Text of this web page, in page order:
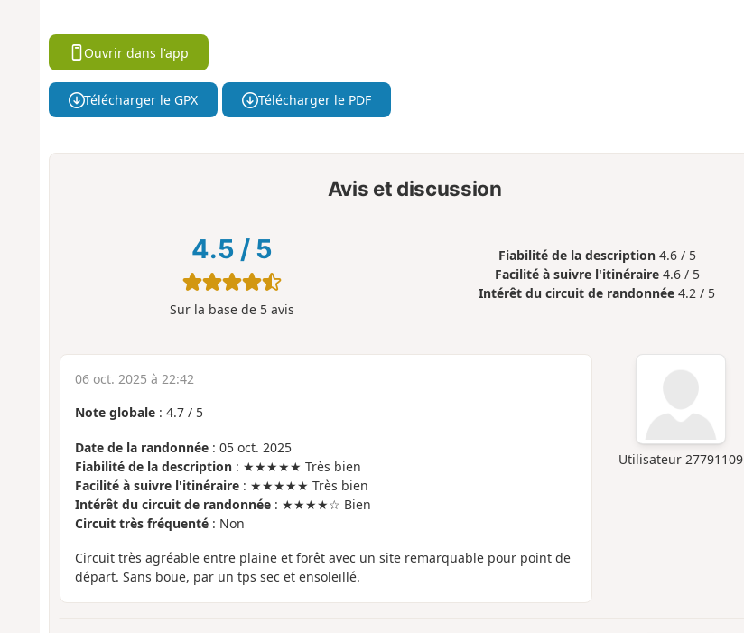
Ouvrir dans l'app
Télécharger le GPX Télécharger le PDF
Avis et discussion
4.5 / 5
Sur la base de 5avis
Fiabilité de la description 4.6 / 5
Facilité à suivre l'itinéraire 4.6 / 5
Intérêt du circuit de randonnée 4.2 / 5
Utilisateur 27791109
06 oct. 2025 à 22:42
Note globale: 4.7/ 5
Date de la randonnée: 05 oct. 2025
Fiabilité de la description: ★★★★★ Très bien
Facilité à suivre l'itinéraire: ★★★★★ Très bien
Intérêt du circuit de randonnée: ★★★★☆ Bien
Circuit très fréquenté: Non
Circuit très agréable entre plaine et forêt avec un site remarquable pour point de
départ. Sans boue, par un tps sec et ensoleillé.